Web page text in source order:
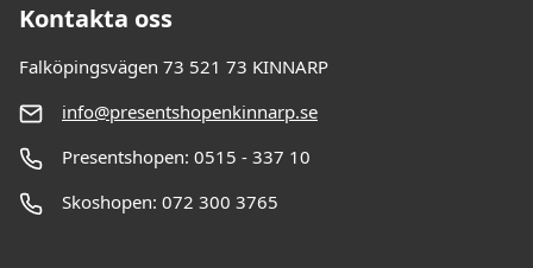
Kontakta oss
Falköpingsvägen 73 521 73 KINNARP
info@presentshopenkinnarp.se
Presentshopen: 0515 - 337 10
Skoshopen: 072 300 3765